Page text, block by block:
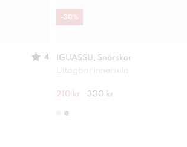
4
IGUASSU, Snörskor
Uttagbar innersula
210 kr 300 kr
-30%